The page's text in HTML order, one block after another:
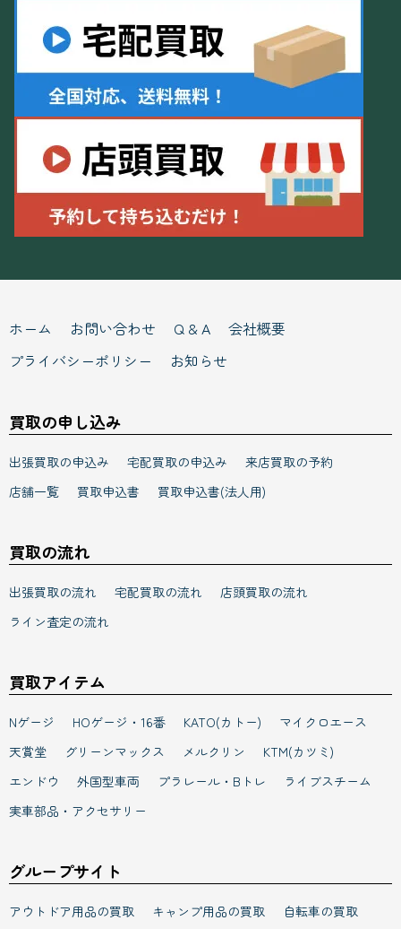
ホーム お問い合わせ Q & A
会社概要
プライバシーポリシー
お知らせ
買取の申し込み
出張買取の申込み 宅配買取の申込み
来店買取の予約
店舗一覧
買取申込書 買取申込書(法人用)
買取の流れ
出張買取の流れ 宅配買取の流れ
店頭買取の流れ
ライン査定の流れ
買取アイテム
Nゲージ HOゲージ・16番 KATO(カトー)
マイクロエース
天賞堂
グリーンマックス メルクリン
KTM(カツミ)
エンドウ
外国型車両 プラレール・Bトレ
ライブスチーム
実車部品・アクセサリー
グループサイト
アウトドア用品の買取 キャンプ用品の買取 自転車の買取